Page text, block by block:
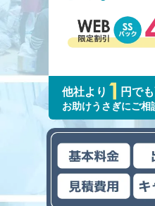
他社より 円で
お助けうさぎにご相